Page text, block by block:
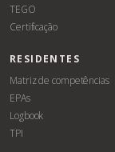
TEGO
Certificação
RESIDENTES
Matriz de competências
EPAs
Logbook
TPI